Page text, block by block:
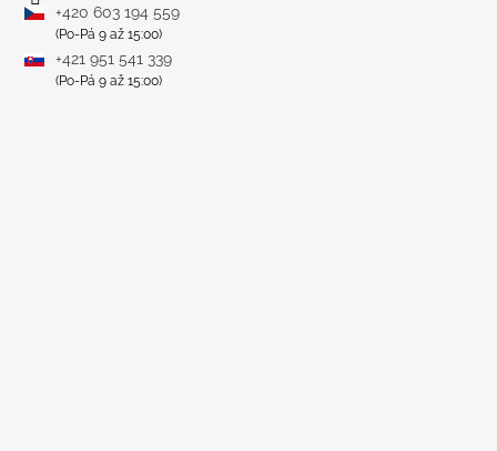
+420 603 194 559
(Po-Pá 9 až 15:00)
+421 951 541 339
(Po-Pá 9 až 15:00)